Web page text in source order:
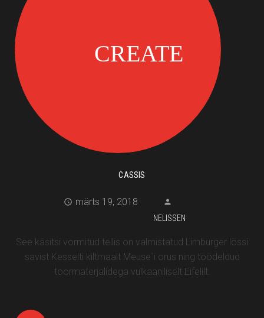
CASSIS
märts 19, 2018
NELISSEN
See käsitsi vormitud tellis on valmistatud Limburger lössi
savist Kesselti kiltmaalt Meuse`i orus ning töödeldud
toormaterjalidega vulkaaniliselt Eifelilt.